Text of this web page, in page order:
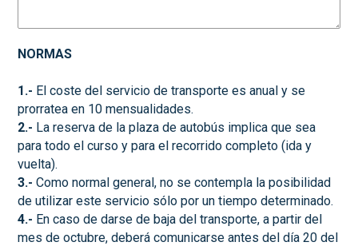
NORMAS
1.- El coste del servicio de transporte es anual y se
prorratea en 10 mensualidades.
2.- La reserva de la plaza de autobús implica que sea
para todo el curso y para el recorrido completo (ida y
vuelta).
3.- Como normal general, no se contempla la posibilidad
de utilizar este servicio sólo por un tiempo determinado.
4.- En caso de darse de baja del transporte, a partir del
mes de octubre, deberá comunicarse antes del día 20 del